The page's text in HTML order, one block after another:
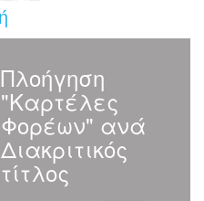
Πλοήγηση
"Καρτέλες
Φορέων" ανά
Διακριτικός
τίτλος